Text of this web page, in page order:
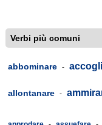
Verbi più comuni
abbominare -
allontanare -